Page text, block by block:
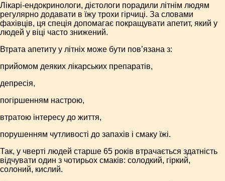
Лікарі-ендокринологи, дієтологи порадили літнім людям
регулярно додавати в їжу трохи гірчиці. За словами
фахівців, ця спеція допомагає покращувати апетит, який у
людей у віці часто знижений.
Втрата апетиту у літніх може бути пов’язана з:
прийомом деяких лікарських препаратів,
депресія,
погіршенням настрою,
втратою інтересу до життя,
порушенням чутливості до запахів і смаку їжі.
Так, у чверті людей старше 65 років втрачається здатність
відчувати один з чотирьох смаків: солодкий, гіркий,
солоний, кислий.